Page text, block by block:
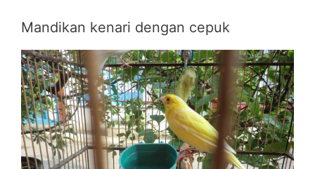
Mandikan kenari dengan cepuk